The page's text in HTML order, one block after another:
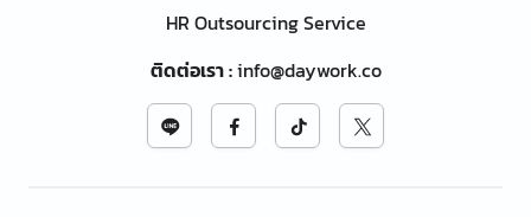
HR Outsourcing Service
ติดต่อเรา:info@daywork.co